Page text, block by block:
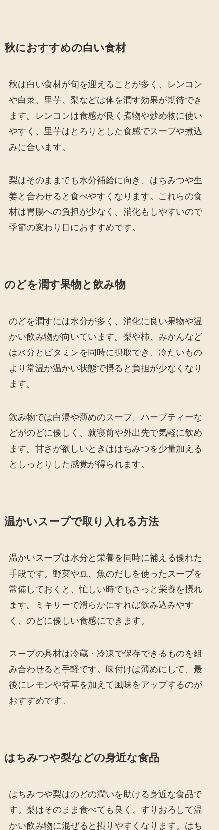
秋におすすめの白い食材
秋は白い食材が旬を迎えることが多く、レンコン
や白菜、里芋、梨などは体を潤す効果が期待でき
ます。レンコンは食感が良く煮物や炒め物に使い
やすく、里芋はとろりとした食感でスープや煮込
みに合います。
梨はそのままでも水分補給に向き、はちみつや生
姜と合わせると食べやすくなります。これらの食
材は胃腸への負担が少なく、消化もしやすいので
季節の変わり目におすすめです。
のどを潤す果物と飲み物
のどを潤すには水分が多く、消化に良い果物や温
かい飲み物が向いています。梨や柿、みかんなど
は水分とビタミンを同時に摂取でき、冷たいもの
より常温か温かい状態で摂ると負担が少なくなり
ます。
飲み物では白湯や薄めのスープ、ハーブティーな
どがのどに優しく、就寝前や外出先で気軽に飲め
ます。甘さが欲しいときははちみつを少量加える
としっとりした感覚が得られます。
温かいスープで取り入れる方法
温かいスープは水分と栄養を同時に補える優れた
手段です。野菜や豆、魚のだしを使ったスープを
常備しておくと、忙しい時でもさっと栄養を摂れ
ます。ミキサーで滑らかにすれば飲み込みやす
く、のどに優しい食感にできます。
スープの具材は冷蔵・冷凍で保存できるものを組
み合わせると手軽です。味付けは薄めにして、最
後にレモンや香草を加えて風味をアップするのが
おすすめです。
はちみつや梨などの身近な食品
はちみつや梨はのどの潤いを助ける身近な食品で
す。梨はそのまま食べても良く、すりおろして温
かい飲み物に混ぜると摂りやすくなります。はち